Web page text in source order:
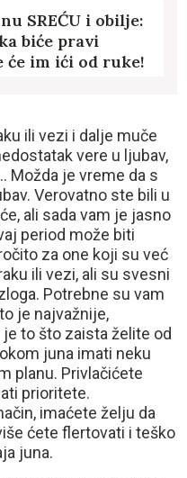
SREĆU i obilje:
biće pravi
će im ići od ruke!
ili vezi i dalje muče
vere u ljubav,
Možda je vreme da s
Verovatno ste bili u
ali sada vam je jasno
period može biti
za one koji su već
ili vezi, ali su svesni
Potrebne su vam
je najvažnije,
to što zaista želite od
juna imati neku
planu. Privlačićete
prioritete.
imaćete želju da
ćete flertovati i teško
juna.